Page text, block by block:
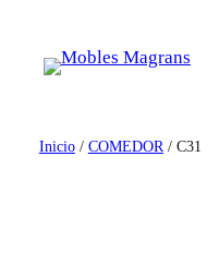
contenido
Inicio/ COMEDOR / C31